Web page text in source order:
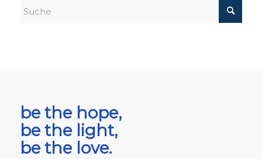
be the hope,
be the light,
be the love.